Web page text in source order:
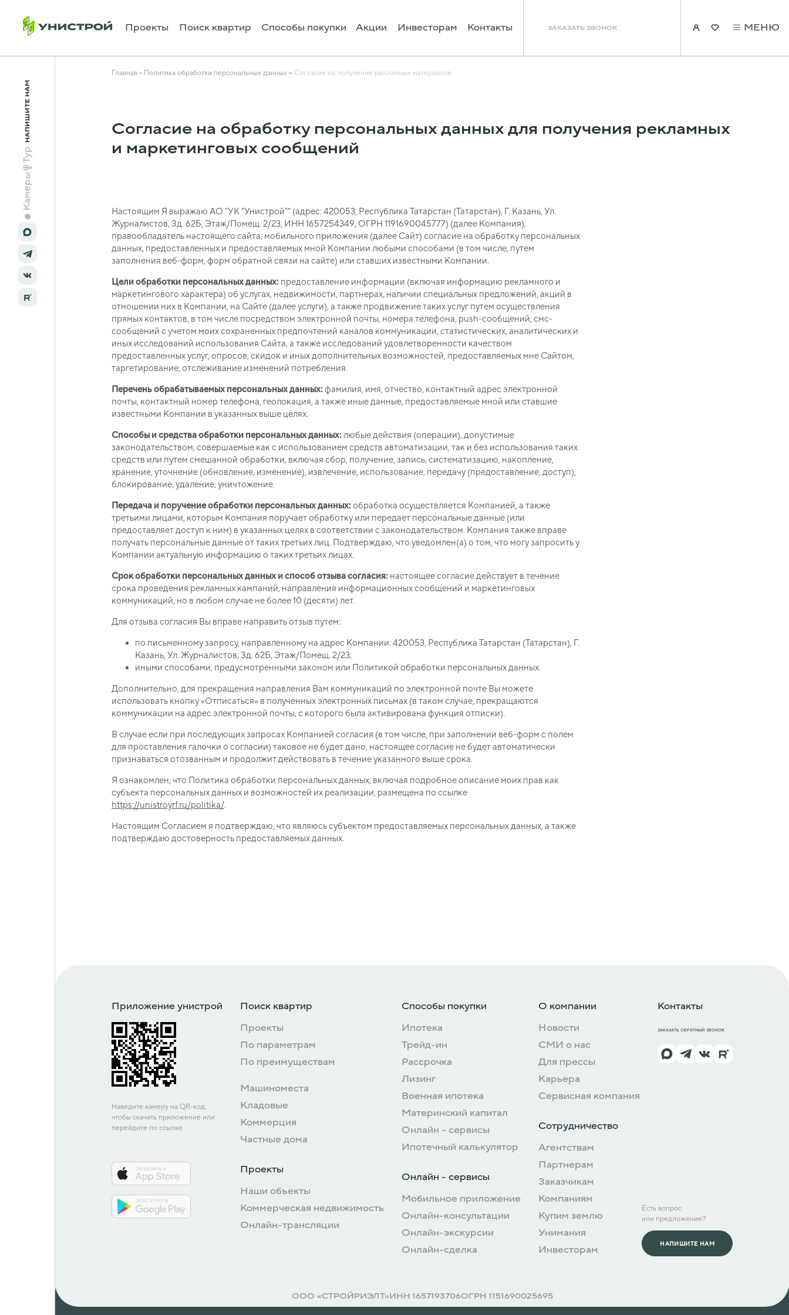
Проекты Поиск квартир Способы покупки Акции Инвесторам Контакты ЗАКАЗАТЬ ЗВОНОК МЕНЮ
НАПИШИТЕ НАМ
Тур
Камеры
Главная Политика обработки персональных данных Согласие на получение рекламных материалов
Согласие на обработку персональных данных для получения рекламных
и маркетинговых сообщений
Настоящим Я выражаю АО "УК "Унистрой"" (адрес:420053, Республика Татарстан (Татарстан), Г. Казань, Ул.
Журналистов, Зд. 62Б, Этаж/Помещ. 2/23, ИНН 1657254349, ОГРН 1191690045777) (далее Компания),
правообладатель настоящего сайта, мобильного приложения (далее Сайт) согласие на обработку персональных
данных, предоставленных и предоставляемых мной Компании любыми способами (в том числе, путем
заполнения веб-форм, форм обратной связи на сайте) или ставших известными Компании.
Цели обработки персональных данных: предоставление информации (включая информацию рекламного и
маркетингового характера) об услугах, недвижимости, партнерах, наличии специальных предложений, акций в
отношении них в Компании, на Сайте (далее услуги), а также продвижение таких услуг путем осуществления
прямых контактов, в том числе посредством электронной почты, номера телефона, push-сообщений, смс-
сообщений с учетом моих сохраненных предпочтений каналов коммуникации, статистических, аналитических и
иных исследований использования Сайта, а также исследований удовлетворенности качеством
предоставленных услуг, опросов, скидок и иных дополнительных возможностей, предоставляемых мне Сайтом,
таргетирование, отслеживание изменений потребления.
Перечень обрабатываемых персональных данных:фамилия, имя, отчество, контактный адрес электронной
почты, контактный номер телефона, геолокация, а также иные данные, предоставляемые мной или ставшие
известными Компании в указанных выше целях.
Способы и средства обработки персональных данных:любые действия (операции), допустимые
законодательством, совершаемые как с использованием средств автоматизации, так и без использования таких
средств или путем смешанной обработки, включая сбор, получение, запись, систематизацию, накопление,
хранение, уточнение (обновление, изменение), извлечение, использование, передачу (предоставление, доступ),
блокирование, удаление, уничтожение.
Передача и поручение обработки персональных данных:обработка осуществляется Компанией, а также
третьими лицами, которым Компания поручает обработку или передает персональные данные (или
предоставляет доступ к ним) в указанных целях в соответствии с законодательством. Компания также вправе
получать персональные данные от таких третьих лиц. Подтверждаю, что уведомлен(а) о том, что могу запросить у
Компании актуальную информацию о таких третьих лицах.
Срок обработки персональных данных и способ отзыва согласия: настоящее согласие действует в течение
срока проведения рекламных кампаний, направления информационных сообщений и маркетинговых
коммуникаций, но в любом случае не более 10 (десяти) лет.
Для отзыва согласия Вы вправе направить отзыв путем:
по письменному запросу, направленному на адрес Компании:420053, Республика Татарстан (Татарстан), Г.
Казань, Ул. Журналистов, Зд. 62Б, Этаж/Помещ. 2/23;
иными способами, предусмотренными законом или Политикой обработки персональных данных.
Дополнительно, для прекращения направления Вам коммуникаций по электронной почте Вы можете
использовать кнопку «Отписаться» в полученных электронных письмах (в таком случае, прекращаются
коммуникации на адрес электронной почты, с которого была активирована функция отписки).
В случае если при последующих запросах Компанией согласия (в том числе, при заполнении веб-форм с полем
для проставления галочки о согласии) таковое не будет дано, настоящее согласие не будет автоматически
признаваться отозванным и продолжит действовать в течение указанного выше срока.
Я ознакомлен, что Политика обработки персональных данных, включая подробное описание моих прав как
субъекта персональных данных и возможностей их реализации, размещена по ссылке
https://unistroyrf.ru/politika/.
Настоящим Согласием я подтверждаю, что являюсь субъектом предоставляемых персональных данных, а также
подтверждаю достоверность предоставляемых данных.
Приложение унистрой
Наведите камеру на QR-код,
чтобы скачать приложение или
перейдите по ссылке
Поиск квартир
Проекты
По параметрам
По преимуществам
Машиноместа
Кладовые
Коммерция
Частные дома
Проекты
Наши объекты
Коммерческая недвижимость
Онлайн-трансляции
Способы покупки
Ипотека
Трейд-ин
Рассрочка
Лизинг
Военная ипотека
Материнский капитал
Онлайн - сервисы
Ипотечный калькулятор
Онлайн - сервисы
Мобильное приложение
Онлайн-консультации
Онлайн-экскурсии
Онлайн-сделка
О компании
Новости
СМИ о нас
Для прессы
Карьера
Сервисная компания
Сотрудничество
Агентствам
Партнерам
Заказчикам
Компаниям
Купим землю
Унимания
Инвесторам
Контакты
ЗАКАЗАТЬ ОБРАТНЫЙ ЗВОНОК
Есть вопрос
или предложение?
НАПИШИТЕ НАМ
ООО «СТРОЙРИЭЛТ»ИНН 1657193706ОГРН 1151690025695